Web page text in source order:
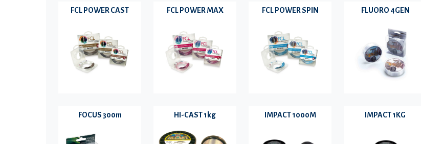
FCL POWER CAST FCL POWER MAX FCL POWER SPIN FLUORO 4GEN
FOCUS 300m HI-CAST 1kg IMPACT 1000M IMPACT 1KG